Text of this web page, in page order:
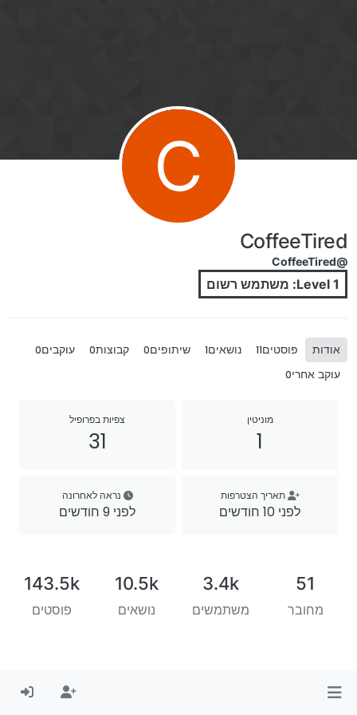
C
CoffeeTired
@CoffeeTired
Level 1: משתמש רשום
אודות פוסטים11 נושאים1 שיתופים0 קבוצות0 עוקבים0
עוקב אחרי0
מוניטין
1
צפיות בפרופיל
31
תאריך הצטרפות
לפני 10 חודשים
נראה לאחרונה
לפני 9 חודשים
51
מחובר
3.4k
משתמשים
10.5k
נושאים
143.5k
פוסטים